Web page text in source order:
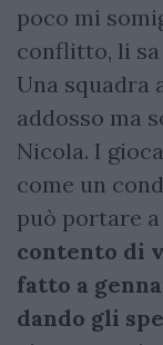
poco mi
conflitto, li sa
Una squadra
addosso ma
Nicola. I
come un
può portare
contento di
fatto a
dando gli